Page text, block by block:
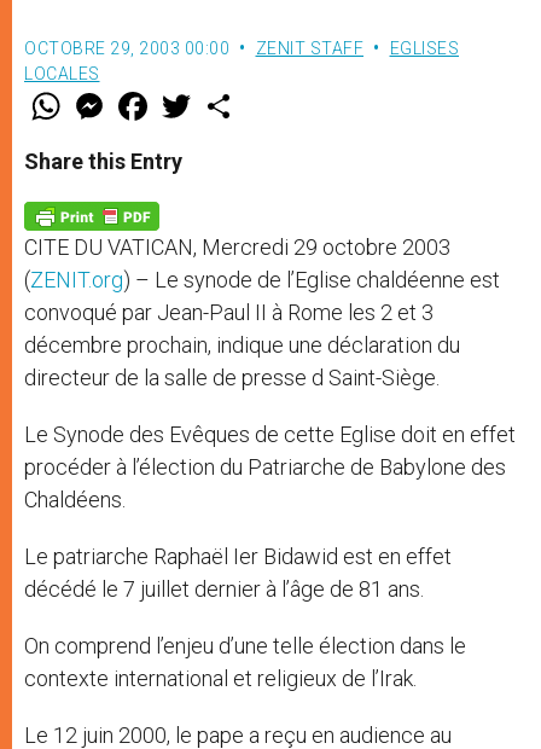
OCTOBRE 29, 2003 00:00 ZENIT STAFF
EGLISES
LOCALES
W
t
s
p
p
M
e
s
e
g
e
r
F
a
e
b
o
k
w
Share this Entry
CITE DU VATICAN, Mercredi 29 octobre 2003
(ZENIT.org) – Le synode de l’Eglise chaldéenne est
convoqué par Jean-Paul II à Rome les 2 et 3
décembre prochain, indique une déclaration du
directeur de la salle de presse d Saint-Siège.
Le Synode des Evêques de cette Eglise doit en effet
procéder à l’élection du Patriarche de Babylone des
Chaldéens.
Le patriarche Raphaël Ier Bidawid est en effet
décédé le 7 juillet dernier à l’âge de 81 ans.
On comprend l’enjeu d’une telle élection dans le
contexte international et religieux de l’Irak.
Le 12 juin 2000, le pape a reçu en audience au